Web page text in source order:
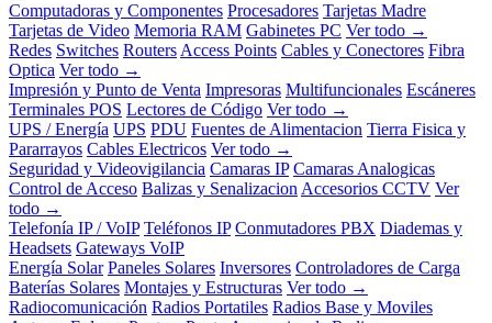
Computadoras y Componentes Procesadores Tarjetas Madre
Tarjetas de Video Memoria RAM Gabinetes PC Ver todo →
Redes Switches Routers Access Points Cables y Conectores Fibra
Optica Ver todo →
Impresión y Punto de Venta Impresoras Multifuncionales Escáneres
Terminales POS Lectores de Código Ver todo →
UPS / Energía UPS PDU Fuentes de Alimentacion Tierra Fisica y
Pararrayos Cables Electricos Ver todo →
Seguridad y Videovigilancia Camaras IP Camaras Analogicas
Control de Acceso Balizas y Senalizacion Accesorios CCTV Ver
todo →
Telefonía IP / VoIP Teléfonos IP Conmutadores PBX Diademas y
Headsets Gateways VoIP
Energía Solar Paneles Solares Inversores Controladores de Carga
Baterías Solares Montajes y Estructuras Ver todo →
Radiocomunicación Radios Portatiles Radios Base y Moviles